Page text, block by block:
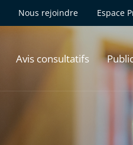
Nous rejoindre Espace
Avis consultatifs